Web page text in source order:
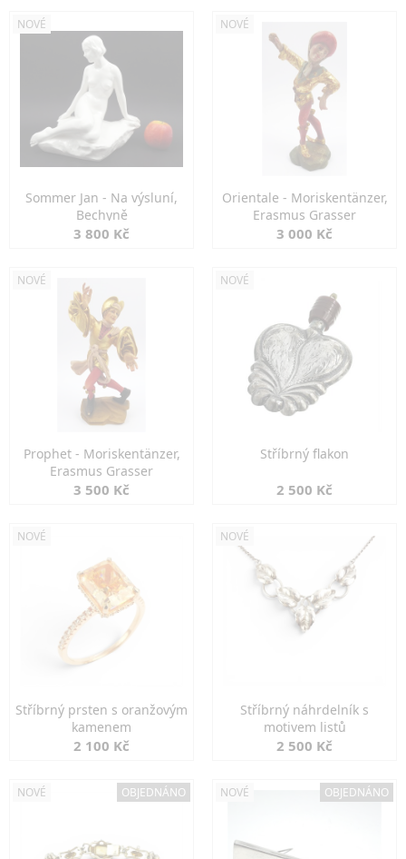
NOVÉ
Sommer Jan - Na výsluní,
Bechyně
3 800 Kč
NOVÉ
Orientale - Moriskentänzer,
Erasmus Grasser
3 000 Kč
NOVÉ
Prophet - Moriskentänzer,
Erasmus Grasser
3 500 Kč
NOVÉ
Stříbrný flakon
2 500 Kč
NOVÉ
Stříbrný prsten s oranžovým
kamenem
2 100 Kč
NOVÉ
Stříbrný náhrdelník s
motivem listů
2 500 Kč
NOVÉ OBJEDNÁNO NOVÉ OBJEDNÁNO